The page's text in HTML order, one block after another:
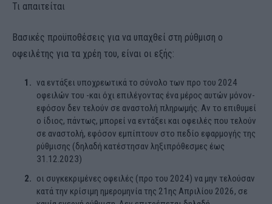
Τι απαιτείται
Βασικές προϋποθέσεις για να υπαχθεί στη ρύθμιση ο
οφειλέτης για τα χρέη του, είναι οι εξής:
να εντάξει υποχρεωτικά το σύνολο των προ του 2024
οφειλών του -και όχι επιλέγοντας ένα μέρος αυτών μόνον-
εφόσον δεν τελούν σε αναστολή πληρωμής. Αν το επιθυμεί
ο ίδιος, πάντως, μπορεί να εντάξει και οφειλές που τελούν
σε αναστολή, εφόσον εμπίπτουν στο πεδίο εφαρμογής της
ρύθμισης (δηλαδή κατέστησαν ληξιπρόθεσμες έως
31.12.2023)
οι συγκεκριμένες οφειλές (προ του 2024) να μην τελούσαν
κατά την κρίσιμη ημερομηνία της 21ης Απριλίου 2026, σε